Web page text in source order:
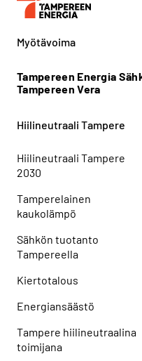
Myötävoima
Tampereen Energia
Tampereen Vera
Hiilineutraali Tampere
Hiilineutraali Tampere
2030
Tamperelainen
kaukolämpö
Sähkön tuotanto
Tampereella
Kiertotalous
Energiansäästö
Tampere hiilineutraalina
toimijana